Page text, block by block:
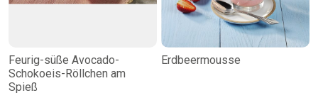
Feurig-süße Avocado-
Schokoeis-Röllchen am
Spieß
Erdbeermousse